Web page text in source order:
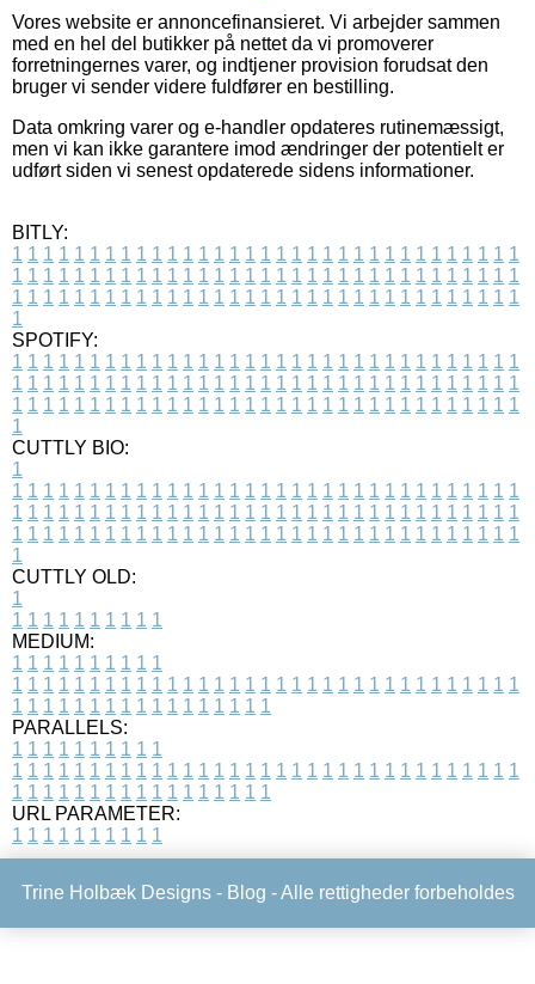
Vores website er annoncefinansieret. Vi arbejder sammen
med en hel del butikker på nettet da vi promoverer
forretningernes varer, og indtjener provision forudsat den
bruger vi sender videre fuldfører en bestilling.
Data omkring varer og e-handler opdateres rutinemæssigt,
men vi kan ikke garantere imod ændringer der potentielt er
udført siden vi senest opdaterede sidens informationer.
BITLY:
1 1 1 1 1 1 1 1 1 1 1 1 1 1 1 1 1 1 1 1 1 1 1 1 1 1 1 1 1 1 1 1 1
1 1 1 1 1 1 1 1 1 1 1 1 1 1 1 1 1 1 1 1 1 1 1 1 1 1 1 1 1 1 1 1 1
1 1 1 1 1 1 1 1 1 1 1 1 1 1 1 1 1 1 1 1 1 1 1 1 1 1 1 1 1 1 1 1 1
1
SPOTIFY:
1 1 1 1 1 1 1 1 1 1 1 1 1 1 1 1 1 1 1 1 1 1 1 1 1 1 1 1 1 1 1 1 1
1 1 1 1 1 1 1 1 1 1 1 1 1 1 1 1 1 1 1 1 1 1 1 1 1 1 1 1 1 1 1 1 1
1 1 1 1 1 1 1 1 1 1 1 1 1 1 1 1 1 1 1 1 1 1 1 1 1 1 1 1 1 1 1 1 1
1
CUTTLY BIO:
1
1 1 1 1 1 1 1 1 1 1 1 1 1 1 1 1 1 1 1 1 1 1 1 1 1 1 1 1 1 1 1 1 1
1 1 1 1 1 1 1 1 1 1 1 1 1 1 1 1 1 1 1 1 1 1 1 1 1 1 1 1 1 1 1 1 1
1 1 1 1 1 1 1 1 1 1 1 1 1 1 1 1 1 1 1 1 1 1 1 1 1 1 1 1 1 1 1 1 1
1
CUTTLY OLD:
1
1 1 1 1 1 1 1 1 1 1
MEDIUM:
1 1 1 1 1 1 1 1 1 1
1 1 1 1 1 1 1 1 1 1 1 1 1 1 1 1 1 1 1 1 1 1 1 1 1 1 1 1 1 1 1 1 1
1 1 1 1 1 1 1 1 1 1 1 1 1 1 1 1 1
PARALLELS:
1 1 1 1 1 1 1 1 1 1
1 1 1 1 1 1 1 1 1 1 1 1 1 1 1 1 1 1 1 1 1 1 1 1 1 1 1 1 1 1 1 1 1
1 1 1 1 1 1 1 1 1 1 1 1 1 1 1 1 1
URL PARAMETER:
1 1 1 1 1 1 1 1 1 1
Trine Holbæk Designs - Blog - Alle rettigheder forbeholdes